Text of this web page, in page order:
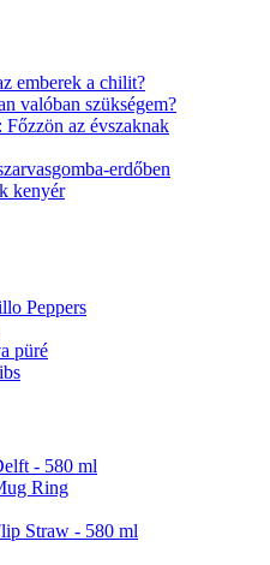
emberek a chilit?
valóban szükségem?
Főzzön az évszaknak
erdőben
kenyér
Peppers
püré
- 580 ml
Ring
Straw - 580 ml